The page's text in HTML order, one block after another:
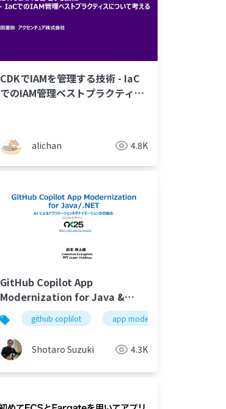
CDKでIAMを管理する技術 - IaC
でのIAM管理ベストプラクティス
alichan 4.8K
GitHub Copilot App
Modernization for Java &
.NET
github coplilot app modernization
Shotaro Suzuki 4.3K